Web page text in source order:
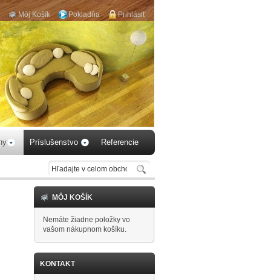
Môj Košík Pokladňa Prihlásiť
Príslušenstvo Referencie
MÔJ KOŠÍK
Nemáte žiadne položky vo
vašom nákupnom košíku.
KONTAKT